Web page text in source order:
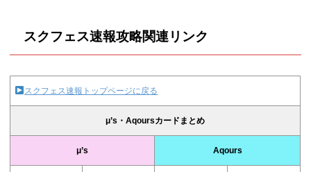
スクフェス速報攻略関連リンク
スクフェス速報トップページに戻る
μ’s・Aqoursカードまとめ
μ’s Aqours